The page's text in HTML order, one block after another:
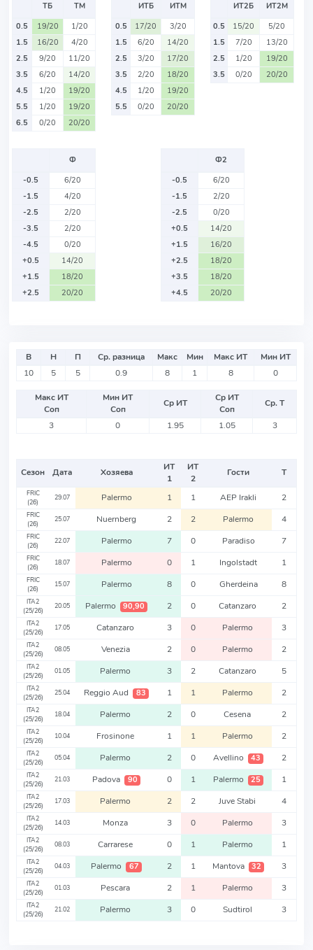
ТБ
ТМ
0.5
19/20
1/20
1.5
16/20
4/20
2.5
9/20
11/20
3.5
6/20
14/20
4.5
1/20
19/20
5.5
1/20
19/20
6.5
0/20 20/20
ИТБ
ИТМ
0.5
17/20
3/20
1.5
6/20
14/20
2.5
3/20
17/20
3.5
2/20
18/20
4.5
1/20
19/20
5.5
0/20 20/20
ИТ2Б
ИТ2М
0.5
15/20
5/20
1.5
7/20
13/20
2.5
1/20
19/20
3.5
0/20 20/20
Ф
-0.5
6/20
-1.5
4/20
-2.5
2/20
-3.5
2/20
-4.5
0/20
+0.5
14/20
+1.5
18/20
+2.5
20/20
Ф2
-0.5
6/20
-1.5
2/20
-2.5
0/20
+0.5
14/20
+1.5
16/20
+2.5
18/20
+3.5
18/20
+4.5
20/20
В Н П Ср. разница Макс Мин Макс ИТ
Мин ИТ
10
5 5 0.9 8 1 8 0
Макс ИТ
Соп
Мин ИТ
Соп
Ср ИТ
Ср ИТ
Соп
Ср. Т
3
0 1.95 1.05 3
Сезон Дата Хозяева
ИТ
1
ИТ
2
Гости Т
FRIC
(26)
29.07 Palermo 1 1 AEP Irakli 2
FRIC
(26)
25.07 Nuernberg 2 2 Palermo 4
FRIC
(26)
22.07 Palermo 7 0 Paradiso 7
FRIC
(26)
18.07 Palermo 0 1 Ingolstadt 1
FRIC
(26)
15.07 Palermo 8 0 Gherdeina 8
ITA2
(25/26)
20.05 Palermo 90,90 2 0 Catanzaro 2
ITA2
(25/26)
17.05 Catanzaro 3 0 Palermo 3
ITA2
(25/26)
08.05 Venezia 2 0 Palermo 2
ITA2
(25/26)
01.05 Palermo 3 2 Catanzaro 5
ITA2
(25/26)
25.04 Reggio Aud 83 1 1 Palermo 2
ITA2
(25/26)
18.04 Palermo 2 0 Cesena 2
ITA2
(25/26)
10.04 Frosinone 1 1 Palermo 2
ITA2
(25/26)
05.04 Palermo 2 0 Avellino 43 2
ITA2
(25/26)
21.03 Padova 90 0 1 Palermo 25 1
ITA2
(25/26)
17.03 Palermo 2 2 Juve Stabi 4
ITA2
(25/26)
14.03 Monza 3 0 Palermo 3
ITA2
(25/26)
08.03 Carrarese 0 1 Palermo 1
ITA2
(25/26)
04.03 Palermo 67 2 1 Mantova 32 3
ITA2
(25/26)
01.03 Pescara 2 1 Palermo 3
ITA2
(25/26)
21.02 Palermo 3 0 Sudtirol 3